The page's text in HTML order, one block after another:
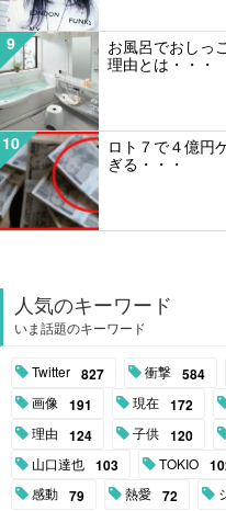
9
お風呂でおしっ
理由とは・・・
10
ロト７で４億円
ぎる・・・
人気のキーワード
いま話題のキーワード
Twitter 827 衝撃 584
画像 191 現在 172
理由 124 子供 120
山口達也 103 TOKIO
感動 79 熱愛 72